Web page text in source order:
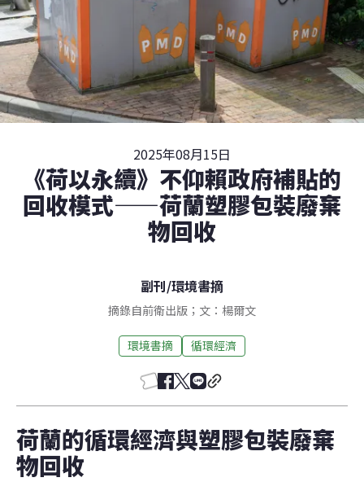
2025年08月15日
《荷以永續》不仰賴政府補貼的
回收模式——荷蘭塑膠包裝廢棄
物回收
副刊/環境書摘
摘錄自前衛出版；文：楊爾文
環境書摘 循環經濟
荷蘭的循環經濟與塑膠包裝廢棄
物回收